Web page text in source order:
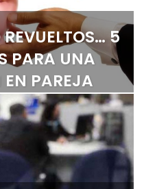
5
PARA UNA
PAREJA